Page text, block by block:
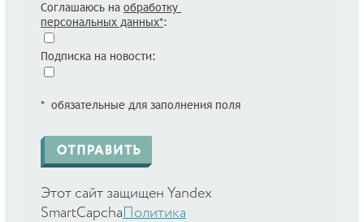
Соглашаюсь на обработку
персональных данных*:
Подписка на новости:
* обязательные для заполнения поля
Этот сайт защищен Yandex
SmartCapcha Политика